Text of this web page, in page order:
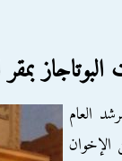
بمقر
العام
الإخوان